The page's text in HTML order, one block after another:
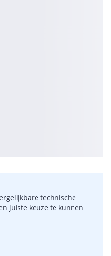
technische
juiste keuze te kunnen